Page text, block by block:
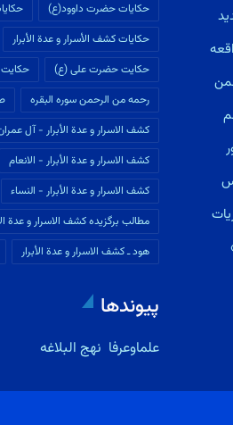
حکایات حضرت داوود(ع)
حکایات كشف الأسرار و عدة الأبرار
حکایت حضرت علی (ع)
رحمه من الرحمن سوره البقره
كشف الاسرار و عدة الأبرار - آل
كشف الاسرار و عدة الأبرار - الانعام
كشف الاسرار و عدة الأبرار - النساء
مطالب برگزیده كشف الاسرار و عدة
هود ـ كشف الاسرار و عدة الأبرار
پیوندها
علماوعرفا نهج البلاغه